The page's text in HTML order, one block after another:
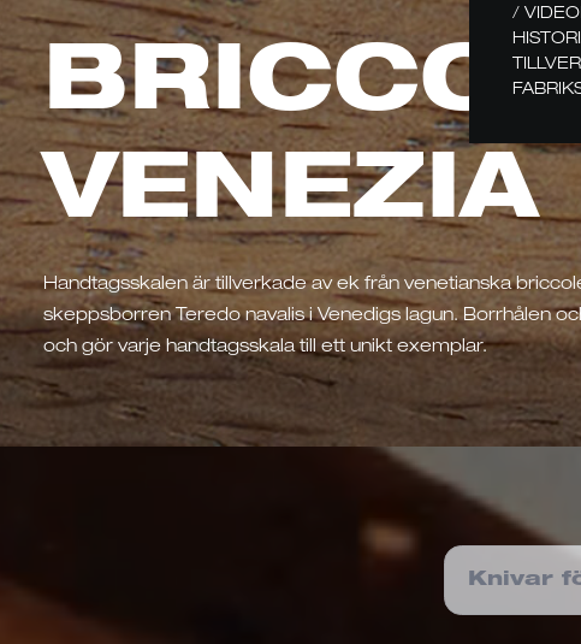
/
BRICCO L
VENEZIA
Handtagsskalen är tillverkade av ek från venetianska
skeppsborren Teredo navalis i Venedigs lagun. Borrhålen
och gör varje handtagsskala till ett unikt exemplar.
Knivar